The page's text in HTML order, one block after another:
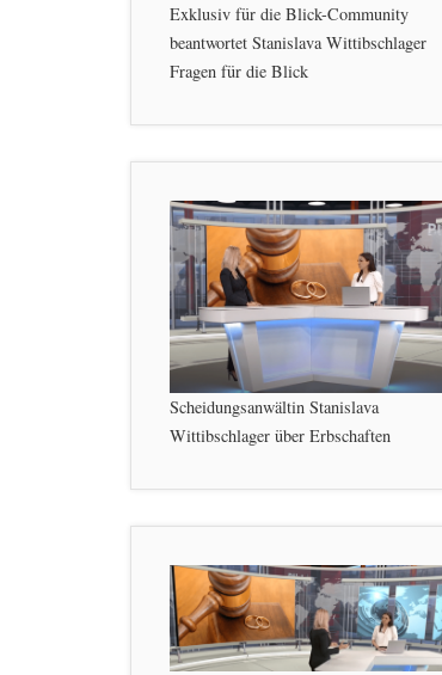
Exklusiv für die Blick-Community
beantwortet Stanislava Wittibschlager
Fragen für die Blick
Scheidungsanwältin Stanislava
Wittibschlager über Erbschaften